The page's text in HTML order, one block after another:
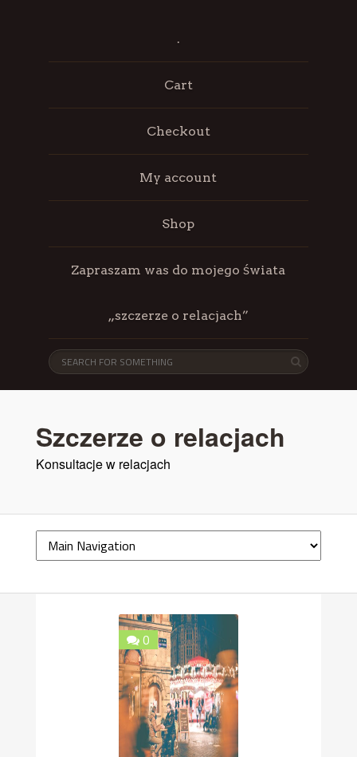
.
Cart
Checkout
My account
Shop
Zapraszam was do mojego świata
„szczerze o relacjach”
Szczerze o relacjach
Konsultacje w relacjach
0